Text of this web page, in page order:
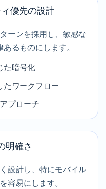
優先の設計
ーンを採用し、敏感な
るものにします。
た暗号化
たワークフロー
プローチ
明確さ
設計し、特にモバイル
容易にします。